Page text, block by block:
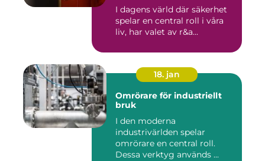
I dagens värld där säkerhet
spelar en central roll i våra
liv, har valet av r&a...
18. jan
Omrörare för industriellt
bruk
I den moderna
industrivärlden spelar
omrörare en central roll.
Dessa verktyg används ...